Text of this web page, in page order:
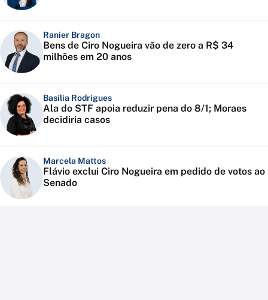
Ranier Bragon
Bens de Ciro Nogueira vão de zero a R$ 34
milhões em 20 anos
Basília Rodrigues
Ala do STF apoia reduzir pena do 8/1; Moraes
decidiria casos
Marcela Mattos
Flávio exclui Ciro Nogueira em pedido de votos ao
Senado